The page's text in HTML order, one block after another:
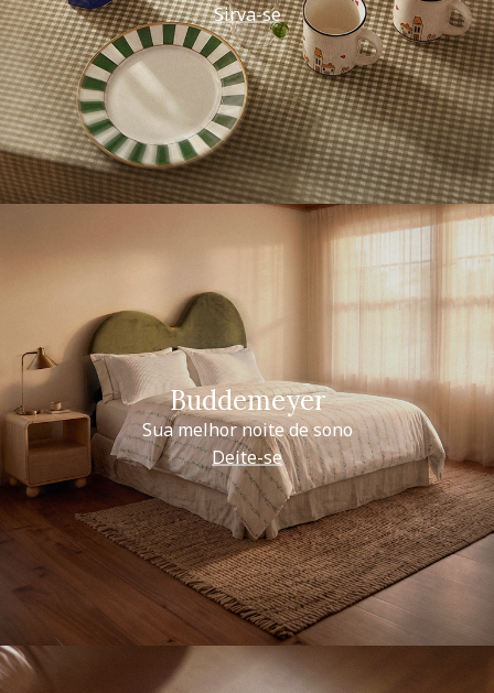
Sirva-se
Buddemeyer
Sua melhor noite de sono
Deite-se